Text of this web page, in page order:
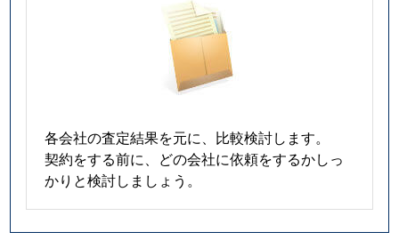
各会社の査定結果を元に、比較検討します。
契約をする前に、どの会社に依頼をするかしっ
かりと検討しましょう。